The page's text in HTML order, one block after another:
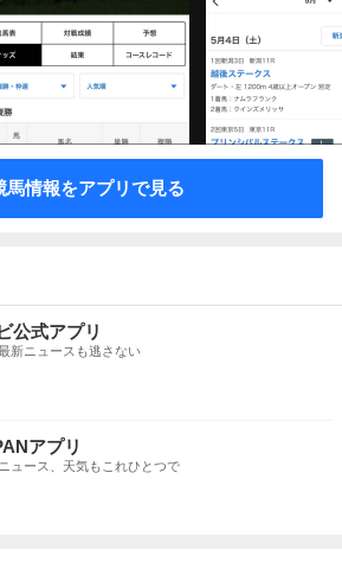
馬情報をアプリで見る
公式アプリ
新ニュースも逃さない
アプリ
ュース、天気もこれひとつで